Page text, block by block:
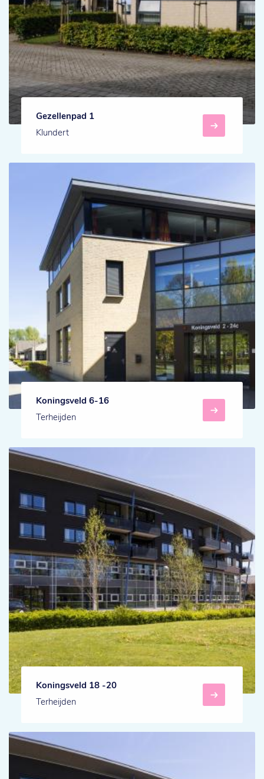
Gezellenpad 1
Klundert
Koningsveld 6-16
Terheijden
Koningsveld 18 -20
Terheijden